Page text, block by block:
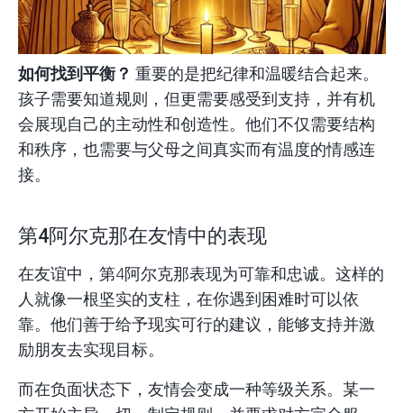
如何找到平衡？ 重要的是把纪律和温暖结合起来。
孩子需要知道规则，但更需要感受到支持，并有机
会展现自己的主动性和创造性。他们不仅需要结构
和秩序，也需要与父母之间真实而有温度的情感连
接。
第4阿尔克那在友情中的表现
在友谊中，第4阿尔克那表现为可靠和忠诚。这样的
人就像一根坚实的支柱，在你遇到困难时可以依
靠。他们善于给予现实可行的建议，能够支持并激
励朋友去实现目标。
而在负面状态下，友情会变成一种等级关系。某一